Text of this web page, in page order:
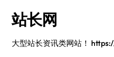
站长网
大型站长资讯类网站！